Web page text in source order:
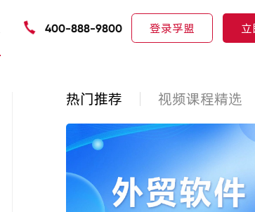
400-888-9800 登录孚盟
热门推荐 视频课程精选